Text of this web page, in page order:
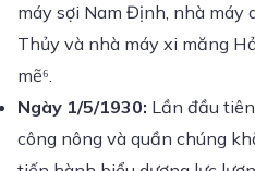
máy sợi Nam Định, nhà máy
Thủy và nhà máy xi măng
mẽ⁶.
Ngày 1/5/1930: Lần đầu
công nông và quần chúng